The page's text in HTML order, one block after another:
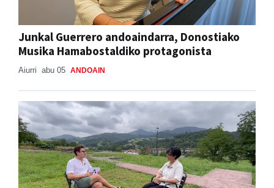
Junkal Guerrero andoaindarra, Donostiako
Musika Hamabostaldiko protagonista
Aiurri abu 05 ANDOAIN